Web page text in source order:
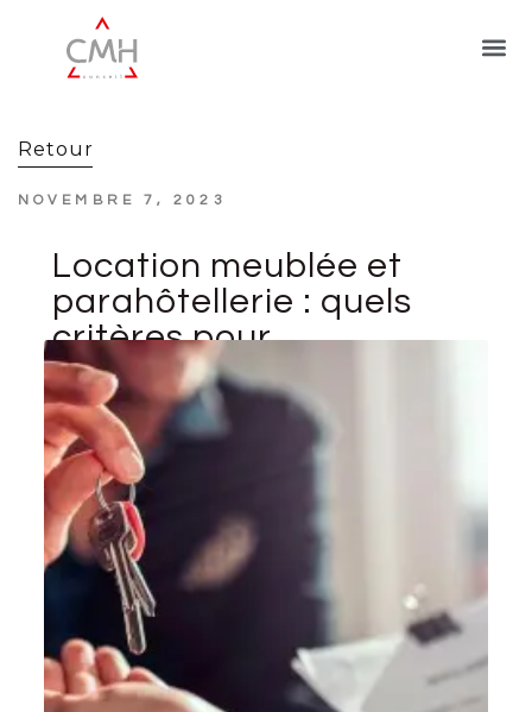
Retour
NOVEMBRE 7, 2023
Location meublée et
parahôtellerie : quels
critères pour
l’application de la
TVA ?